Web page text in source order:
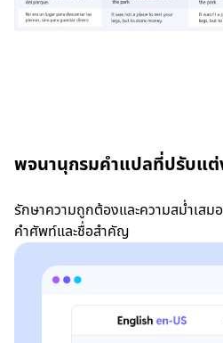
พจนานุกรมคำแปลที่ปรับแต่
รักษาความถูกต้องและความสม่ำเสม
คำศัพท์และชื่อสำคัญ